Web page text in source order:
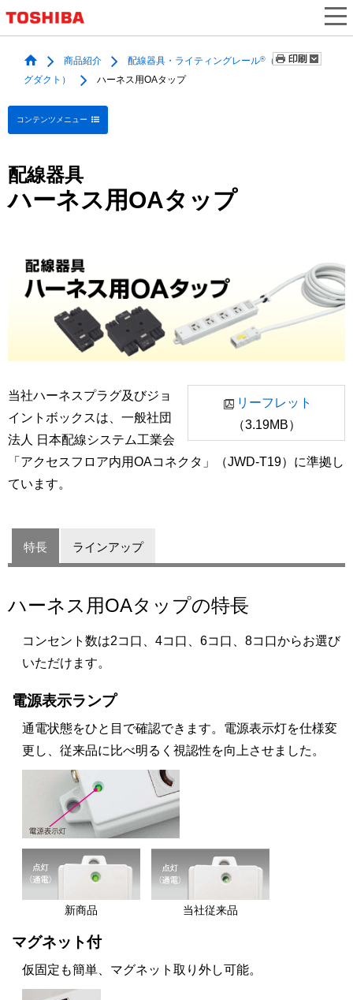
商品紹介 配線器具・ライティングレール®
（ライティン
グダクト）
ハーネス用OAタップ
コンテンツメニュー
配線器具
ハーネス用OAタップ
リーフレット
（3.19MB）
当社ハーネスプラグ及びジョ
イントボックスは、一般社団
法人 日本配線システム工業会
「アクセスフロア内用OAコネクタ」（JWD-T19）に準拠し
ています。
特長 ラインアップ
ハーネス用OAタップの特長
コンセント数は2コ口、4コ口、6コ口、8コ口からお選び
いただけます。
電源表示ランプ
通電状態をひと目で確認できます。電源表示灯を仕様変
更し、従来品に比べ明るく視認性を向上させました。
新商品 当社従来品
マグネット付
仮固定も簡単、マグネット取り外し可能。